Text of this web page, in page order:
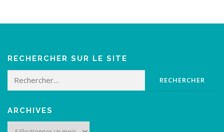
RECHERCHER SUR LE SITE
Rechercher :
ARCHIVES
Archives